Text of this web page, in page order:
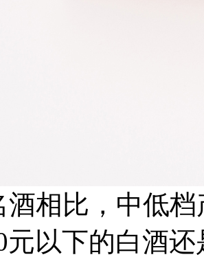
酒相比，中低
元以下的白酒